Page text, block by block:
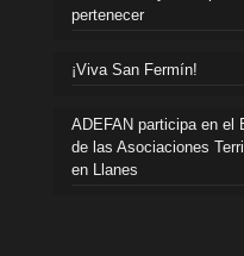
pertenecer
¡Viva San Fermín!
ADEFAN participa en el
de las Asociaciones
en Llanes